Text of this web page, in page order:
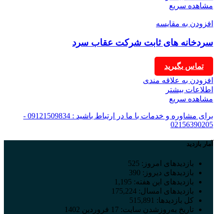
مشاهده سریع
افزودن به مقایسه
سردخانه های ثابت شرکت عقاب سرد
تماس بگیرید
افزودن به علاقه مندی
اطلاعات بیشتر
مشاهده سریع
برای مشاوره و خدمات با ما در ارتباط باشید : 09121509834 -
02156390205
آمار بازدید
بازدیدهای امروز: 525
بازدیدهای دیروز: 390
بازدیدهای این هفته: 1,195
بازدیدهای امسال: 175,224
کل بازدیدها: 515,891
تاریخ به‌روزشدن سایت: 17 فروردین 1402